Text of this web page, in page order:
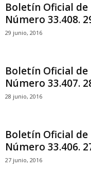
Boletín Oficial
Número 33.408.
29 junio, 2016
Boletín Oficial
Número 33.407.
28 junio, 2016
Boletín Oficial
Número 33.406.
27 junio, 2016